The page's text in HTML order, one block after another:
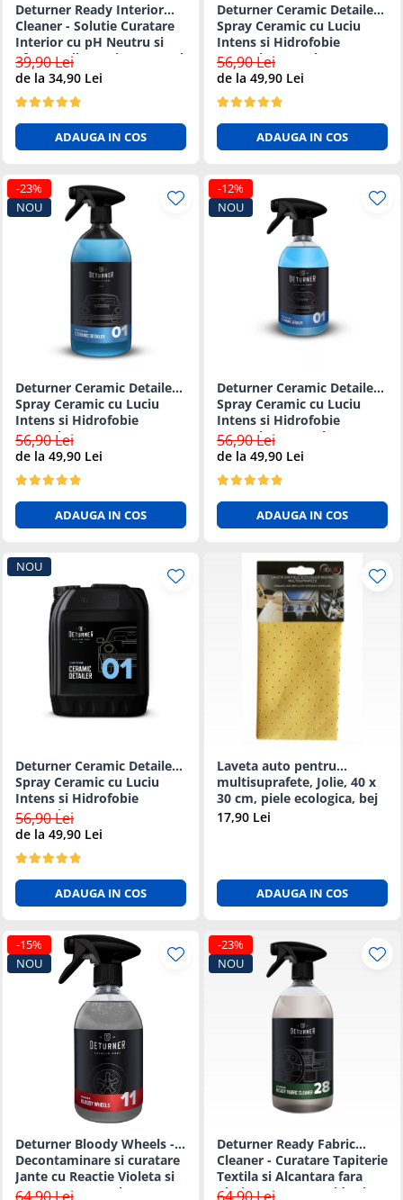
Intretinere si Consumabile
Uleiuri si Aditivi
Antigel Auto
Baterii telecomanda
Cabluri si Accesorii Acumulatori
Intretinere Generala
Reparatii Roti
Sigurante Auto
Oferte si Promotii
Scule si Echipamente
Chingi si accesorii transport
Diagrame Tahograf
Deturner Ready Interior
Cleaner - Solutie Curatare
Interior cu pH Neutru si
Efect Antibacterian - 500ml
39,90 Lei
de la 34,90 Lei
ADAUGA IN COS
Deturner Ceramic Detailer -
Spray Ceramic cu Luciu
Intens si Hidrofobie
Puternica 250ml
56,90 Lei
de la 49,90 Lei
ADAUGA IN COS
-23%
NOU
Deturner Ceramic Detailer -
Spray Ceramic cu Luciu
Intens si Hidrofobie
Puternica - 1L
56,90 Lei
de la 49,90 Lei
ADAUGA IN COS
-12%
NOU
Deturner Ceramic Detailer -
Spray Ceramic cu Luciu
Intens si Hidrofobie
Puternica - 500ml
56,90 Lei
de la 49,90 Lei
ADAUGA IN COS
NOU
Deturner Ceramic Detailer -
Spray Ceramic cu Luciu
Intens si Hidrofobie
Puternica - 5L
56,90 Lei
de la 49,90 Lei
ADAUGA IN COS
Laveta auto pentru
multisuprafete, Jolie, 40 x
30 cm, piele ecologica, bej
17,90 Lei
ADAUGA IN COS
-15%
NOU
Deturner Bloody Wheels -
Decontaminare si curatare
Jante cu Reactie Violeta si
pH Neutru 500ml
-23%
NOU
Deturner Ready Fabric
Cleaner - Curatare Tapiterie
Textila si Alcantara fara
Clatire, Uscare Rapida si